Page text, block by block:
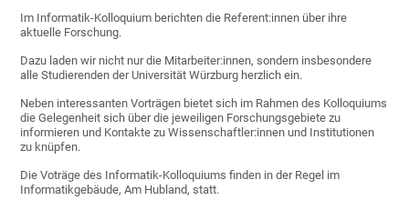
Im Informatik-Kolloquium berichten die Referent:innen über ihre
aktuelle Forschung.
Dazu laden wir nicht nur die Mitarbeiter:innen, sondern insbesondere
alle Studierenden der Universität Würzburg herzlich ein.
Neben interessanten Vorträgen bietet sich im Rahmen des Kolloquiums
die Gelegenheit sich über die jeweiligen Forschungsgebiete zu
informieren und Kontakte zu Wissenschaftler:innen und Institutionen
zu knüpfen.
Die Voträge des Informatik-Kolloquiums finden in der Regel im
Informatikgebäude, Am Hubland, statt.